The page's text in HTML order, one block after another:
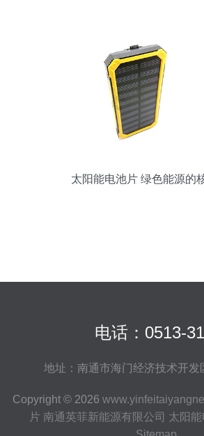
太阳能电池片 绿色能源的
电话：0513-
地址：南通市海门经济技术开发
Copyright © 2026
片 南通英菲新能源有限公司 太阳